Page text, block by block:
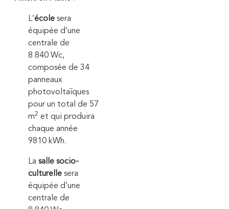
L’école sera
équipée d’une
centrale de
8 840 Wc,
composée de 34
panneaux
photovoltaïques
pour un total de 57
m2 et qui produira
chaque année
9810 kWh.
La salle socio-
culturelle sera
équipée d’une
centrale de